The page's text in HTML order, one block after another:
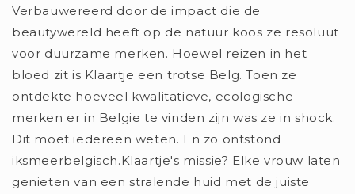
Verbauwereerd door de impact die de
beautywereld heeft op de natuur koos ze resoluut
voor duurzame merken. Hoewel reizen in het
bloed zit is Klaartje een trotse Belg. Toen ze
ontdekte hoeveel kwalitatieve, ecologische
merken er in Belgie te vinden zijn was ze in shock.
Dit moet iedereen weten. En zo ontstond
iksmeerbelgisch.Klaartje's missie? Elke vrouw laten
genieten van een stralende huid met de juiste